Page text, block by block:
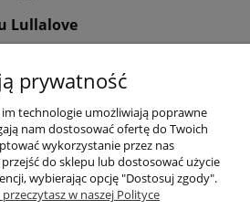
Lullalove
na relaks i ukojenie mięśni po
z wysokiej jakości materiałów i
komforcie dorosłych. Dzięki różnym
nasze szczotki do masażu pozwolą Ci
się napięcia w mięśniach. Nasze
i można je stosować na sucho lub
Nie czekaj dłużej i zamów już dziś
Lullalove
prywatność
technologie umożliwiają poprawne
nam dostosować ofertę do Twoich
wykorzystanie przez nas
do sklepu lub dostosować użycie
wybierając opcję "Dostosuj zgody".
w naszej Polityce